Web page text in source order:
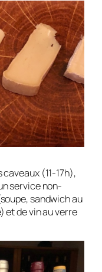
(11-17h),
service non-
sandwich au
et de vin au verre